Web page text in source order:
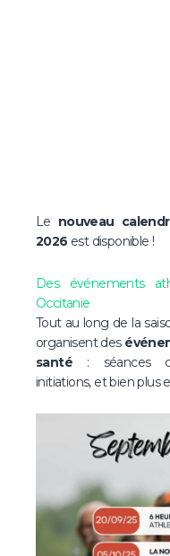
Le nouveau
2026 est disponible !
Des événements
Occitanie
Tout au long de la
organisent des
santé : séances
initiations, et bien plus